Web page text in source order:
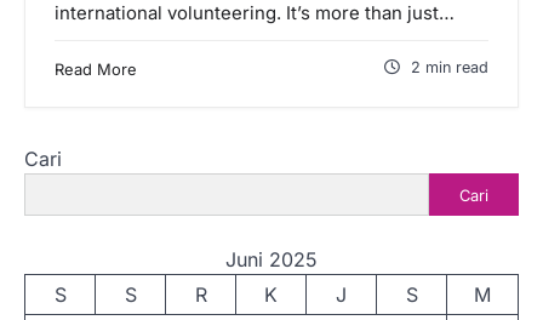
international volunteering. It’s more than just…
Read More 2 min read
Cari
Cari
Juni 2025
S
S R K J S
M